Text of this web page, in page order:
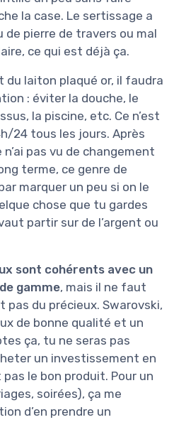
la case. Le sertissage a
de pierre de travers ou mal
ce qui est déjà ça.
du laiton plaqué or, il faudra
: éviter la douche, le
la piscine, etc. Ce n’est
24 tous les jours. Après
pas vu de changement
terme, ce genre de
marquer un peu si on le
chose que tu gardes
partir sur de l’argent ou
sont cohérents avec un
gamme, mais il ne faut
pas du précieux. Swarovski,
de bonne qualité et un
ça, tu ne seras pas
un investissement en
le bon produit. Pour un
soirées), ça me
d’en prendre un